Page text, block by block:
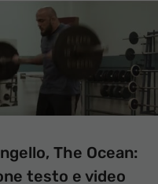
The Ocean:
testo e video